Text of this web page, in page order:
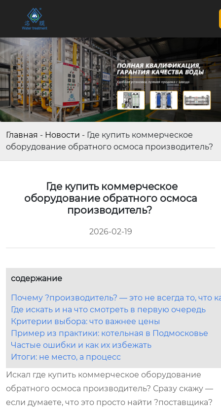
Главная - Новости - Где купить коммерческое
оборудование обратного осмоса производитель?
Где купить коммерческое
оборудование обратного осмоса
производитель?
2026-02-19
содержание
Почему ?производитель? — это не всегда то, что
Где искать и на что смотреть в первую очередь
Критерии выбора: что важнее цены
Пример из практики: котельная в Подмосковье
Частые ошибки и как их избежать
Итоги: не место, а процесс
Искал где купить коммерческое оборудование
обратного осмоса производитель? Сразу скажу —
если думаете, что это просто найти ?поставщика?